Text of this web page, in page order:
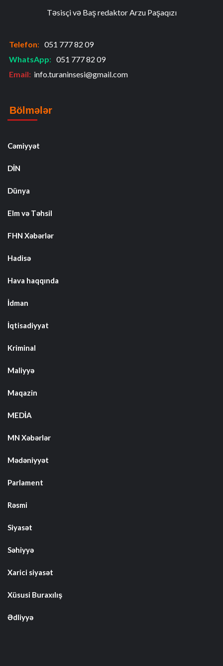
Təsisçi və Baş redaktor Arzu Paşaqızı
Telefon: 051 777 82 09
WhatsApp: 051 777 82 09
Email: info.turaninsesi@gmail.com
Bölmələr
Cəmiyyət
DİN
Dünya
Elm və Təhsil
FHN Xəbərlər
Hadisə
Hava haqqında
İdman
İqtisadiyyat
Kriminal
Maliyyə
Maqazin
MEDİA
MN Xəbərlər
Mədəniyyət
Parlament
Rəsmi
Siyasət
Səhiyyə
Xarici siyasət
Xüsusi Buraxılış
Ədliyyə